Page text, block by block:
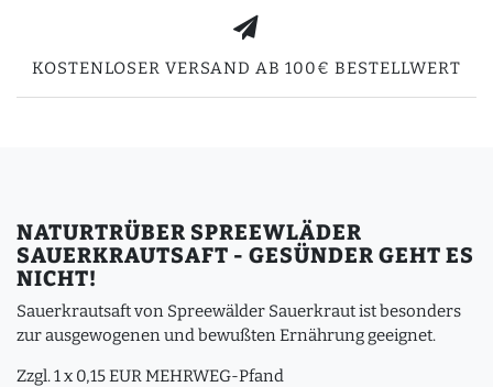
KOSTENLOSER VERSAND AB 100€ BESTELLWERT
NATURTRÜBER SPREEWLÄDER
SAUERKRAUTSAFT - GESÜNDER GEHT ES
NICHT!
Sauerkrautsaft von Spreewälder Sauerkraut ist besonders
zur ausgewogenen und bewußten Ernährung geeignet.
Zzgl. 1 x 0,15 EUR MEHRWEG-Pfand